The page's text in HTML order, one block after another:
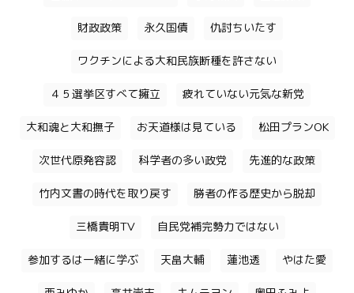
財政政策 永久国債 仇討ちいたす
ワクチンによる大和民族断種を許さない
４５選挙区すべて擁立 疲れていない元気な新党
大和魂と大和撫子 お天道様は見ている 松田プランOK
次世代原発容認 科学者の多い政党 先進的な政策
竹内文書の時代を取り戻す 勝者の作る歴史から脱却
三橋貴明TV 自民党補完勢力ではない
参加するは一緒に学ぶ 天畠大輔 蓮池透 やはた愛